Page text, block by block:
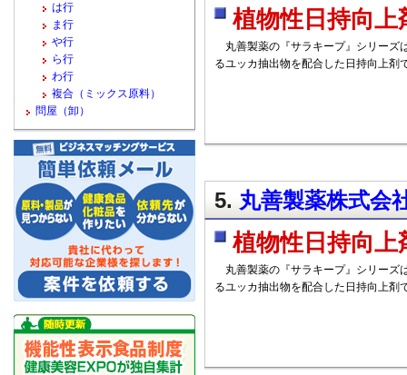
植物性日持向
丸善製薬の『サラキープ』シリーズ
るユッカ抽出物を配合した日持向上
5. 丸善製薬株式会
植物性日持向
丸善製薬の『サラキープ』シリーズ
るユッカ抽出物を配合した日持向上
は行
ま行
や行
ら行
わ行
複合（ミックス原料）
問屋（卸）